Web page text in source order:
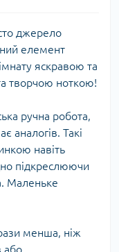
джерело
елемент
яскравою та
творчою ноткою!
ручна робота,
аналогів. Такі
навіть
підкреслюючи
Маленьке
менша, ніж
або